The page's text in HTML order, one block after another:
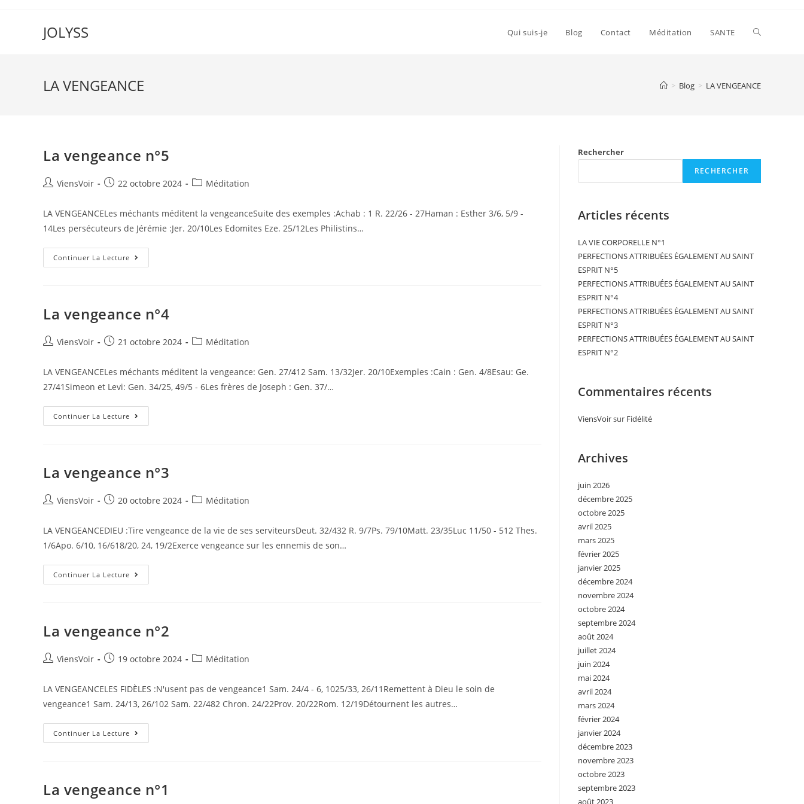
JOLYSS Qui suis-je Blog Contact Méditation SANTE
LA VENGEANCE > Blog > LA VENGEANCE
La vengeance n°5
ViensVoir 22 octobre 2024 Méditation
LA VENGEANCELes méchants méditent la vengeanceSuite des exemples :Achab : 1 R. 22/26 - 27Haman : Esther 3/6, 5/9 -
14Les persécuteurs de Jérémie :Jer. 20/10Les Edomites Eze. 25/12Les Philistins…
Continuer La Lecture
La vengeance n°4
ViensVoir 21 octobre 2024 Méditation
LA VENGEANCELes méchants méditent la vengeance: Gen. 27/412 Sam. 13/32Jer. 20/10Exemples :Cain : Gen. 4/8Esau: Ge.
27/41Simeon et Levi: Gen. 34/25, 49/5 - 6Les frères de Joseph : Gen. 37/…
Continuer La Lecture
La vengeance n°3
ViensVoir 20 octobre 2024 Méditation
LA VENGEANCEDIEU :Tire vengeance de la vie de ses serviteursDeut. 32/432 R. 9/7Ps. 79/10Matt. 23/35Luc 11/50 - 512 Thes.
1/6Apo. 6/10, 16/618/20, 24, 19/2Exerce vengeance sur les ennemis de son…
Continuer La Lecture
La vengeance n°2
ViensVoir 19 octobre 2024 Méditation
LA VENGEANCELES FIDÈLES :N'usent pas de vengeance1 Sam. 24/4 - 6, 1025/33, 26/11Remettent à Dieu le soin de
vengeance1 Sam. 24/13, 26/102 Sam. 22/482 Chron. 24/22Prov. 20/22Rom. 12/19Détournent les autres…
Continuer La Lecture
La vengeance n°1
Rechercher
RECHERCHER
Articles récents
LA VIE CORPORELLE N°1
PERFECTIONS ATTRIBUÉES ÉGALEMENT AU SAINT
ESPRIT N°5
PERFECTIONS ATTRIBUÉES ÉGALEMENT AU SAINT
ESPRIT N°4
PERFECTIONS ATTRIBUÉES ÉGALEMENT AU SAINT
ESPRIT N°3
PERFECTIONS ATTRIBUÉES ÉGALEMENT AU SAINT
ESPRIT N°2
Commentaires récents
ViensVoirsur Fidélité
Archives
juin 2026
décembre 2025
octobre 2025
avril 2025
mars 2025
février 2025
janvier 2025
décembre 2024
novembre 2024
octobre 2024
septembre 2024
août 2024
juillet 2024
juin 2024
mai 2024
avril 2024
mars 2024
février 2024
janvier 2024
décembre 2023
novembre 2023
octobre 2023
septembre 2023
août 2023